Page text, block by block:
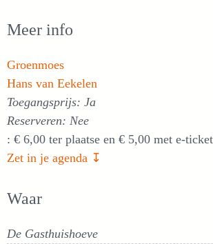
Meer info
Groenmoes
Hans van Eekelen
Toegangsprijs: Ja
Reserveren: Nee
: € 6,00 ter plaatse en € 5,00 met e-ticket
Zet in je agenda ↧
Waar
De Gasthuishoeve